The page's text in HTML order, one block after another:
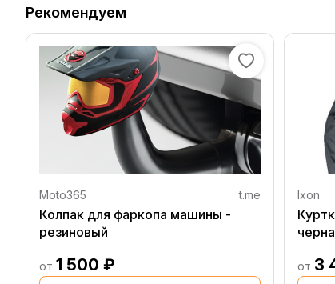
Рекомендуем
Moto365 t.me
Колпак для фаркопа машины -
резиновый
от 1 500 ₽
Ixon
от 3